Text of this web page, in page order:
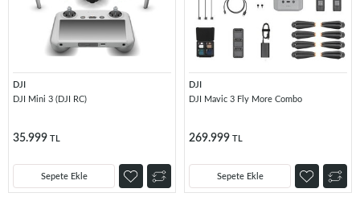
DJI
DJI Mini 3 (DJI RC)
35.999 TL
Sepete Ekle
DJI
DJI Mavic 3 Fly More Combo
269.999 TL
Sepete Ekle